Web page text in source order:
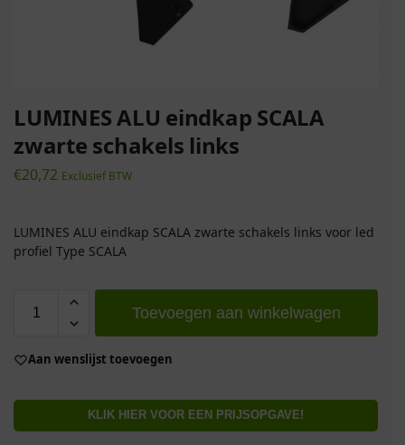
LUMINES ALU eindkap SCALA
zwarte schakels links
€20,72 Exclusief BTW
LUMINES ALU eindkap SCALA zwarte schakels links voor led
profiel Type SCALA
Toevoegen aan winkelwagen
Aan wenslijst toevoegen
KLIK HIER VOOR EEN PRIJSOPGAVE!